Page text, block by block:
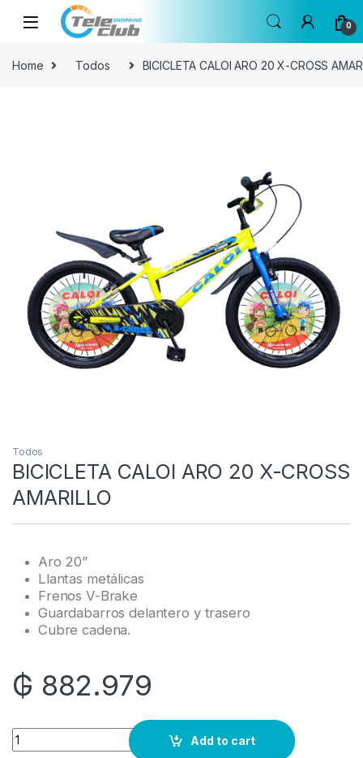
Skip to navigation
Skip to content
0
Home Todos BICICLETA CALOI ARO 20 X-CROSS
Todos
BICICLETA CALOI ARO 20 X-CROSS
AMARILLO
Aro 20”
Llantas metálicas
Frenos V-Brake
Guardabarros delantero y trasero
Cubre cadena.
₲ 882.979
Quantity
Add to cart